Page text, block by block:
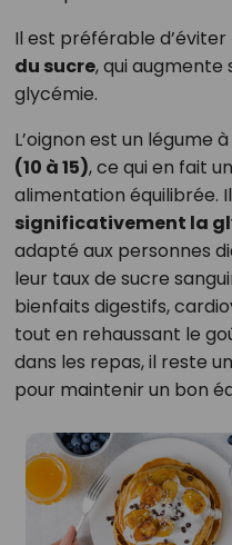
Il est préférable d’éviter
du sucre, qui augmente
glycémie.
L’oignon est un légume à
(10 à 15), ce qui en fait
alimentation équilibrée. Il
significativement la
adapté aux personnes
leur taux de sucre
bienfaits digestifs,
tout en rehaussant le
dans les repas, il reste
pour maintenir un bon